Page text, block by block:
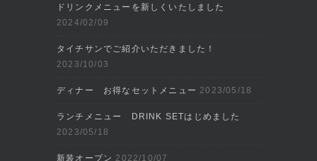
ドリンクメニューを新しくいたしました
2024/02/09
タイチサンでご紹介いただきました！
2023/10/03
ディナー お得なセットメニュー 2023/05/18
ランチメニュー DRINK SETはじめました
2023/05/18
新装オープン 2022/10/07